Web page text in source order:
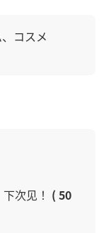
コスメ
次见！ ( 50